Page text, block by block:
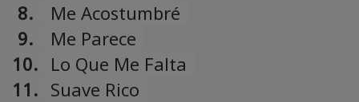
8.
Me Acostumbré
9.
Me Parece
10. Lo Que Me Falta
11. Suave Rico